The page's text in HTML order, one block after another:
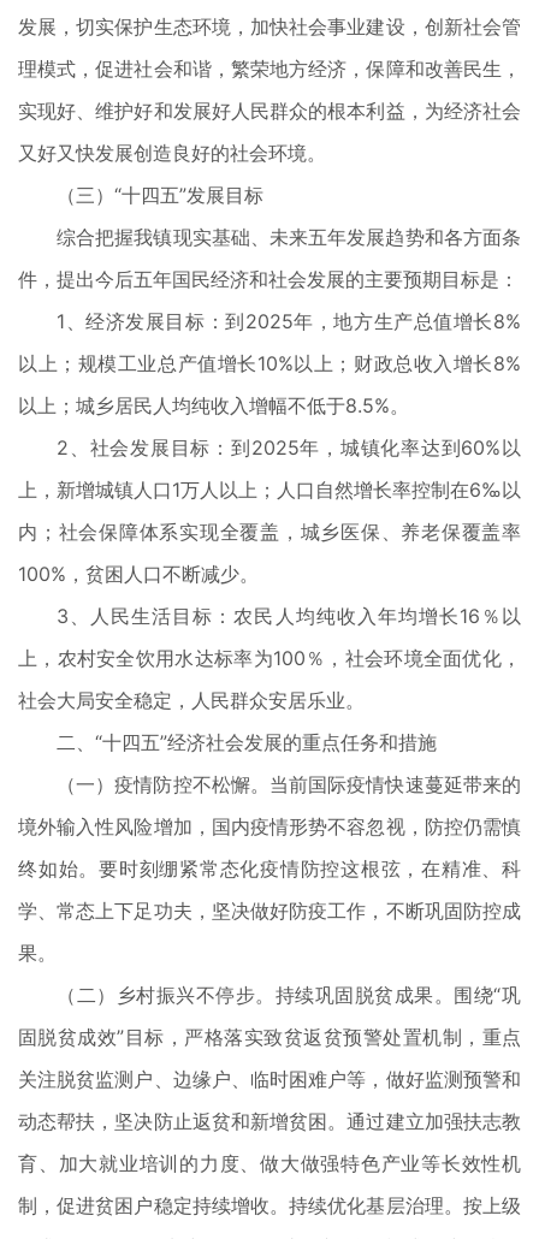
发展，切实保护生态环境，加快社会事业建设，创新社会管
理模式，促进社会和谐，繁荣地方经济，保障和改善民生，
实现好、维护好和发展好人民群众的根本利益，为经济社会
又好又快发展创造良好的社会环境。
（三）“十四五”发展目标
综合把握我镇现实基础、未来五年发展趋势和各方面条
件，提出今后五年国民经济和社会发展的主要预期目标是：
1、经济发展目标：到2025年，地方生产总值增长8%
以上；规模工业总产值增长10%以上；财政总收入增长8%
以上；城乡居民人均纯收入增幅不低于8.5%。
2、社会发展目标：到2025年，城镇化率达到60%以
上，新增城镇人口1万人以上；人口自然增长率控制在6‰以
内；社会保障体系实现全覆盖，城乡医保、养老保覆盖率
100%，贫困人口不断减少。
3、人民生活目标：农民人均纯收入年均增长16％以
上，农村安全饮用水达标率为100％，社会环境全面优化，
社会大局安全稳定，人民群众安居乐业。
二、“十四五”经济社会发展的重点任务和措施
（一）疫情防控不松懈。当前国际疫情快速蔓延带来的
境外输入性风险增加，国内疫情形势不容忽视，防控仍需慎
终如始。要时刻绷紧常态化疫情防控这根弦，在精准、科
学、常态上下足功夫，坚决做好防疫工作，不断巩固防控成
果。
（二）乡村振兴不停步。持续巩固脱贫成果。围绕“巩
固脱贫成效”目标，严格落实致贫返贫预警处置机制，重点
关注脱贫监测户、边缘户、临时困难户等，做好监测预警和
动态帮扶，坚决防止返贫和新增贫困。通过建立加强扶志教
育、加大就业培训的力度、做大做强特色产业等长效性机
制，促进贫困户稳定持续增收。持续优化基层治理。按上级